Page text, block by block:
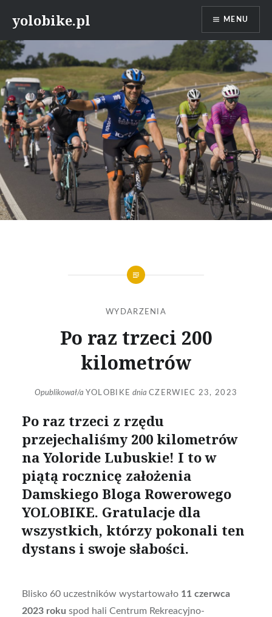
yolobike.pl MENU
WYDARZENIA
Po raz trzeci 200
kilometrów
Opublikował/a YOLOBIKE dnia CZERWIEC 23, 2023
Po raz trzeci z rzędu
przejechaliśmy 200 kilometrów
na Yoloride Lubuskie! I to w
piątą rocznicę założenia
Damskiego Bloga Rowerowego
YOLOBIKE. Gratulacje dla
wszystkich, którzy pokonali ten
dystans i swoje słabości.
Blisko 60 uczestników wystartowało 11 czerwca
2023 roku spod hali Centrum Rekreacyjno-